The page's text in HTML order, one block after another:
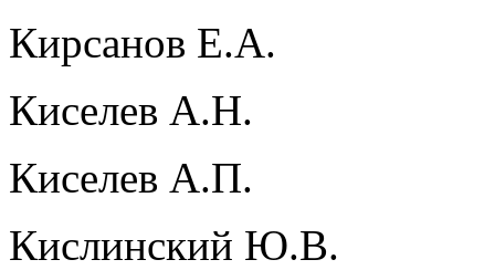
Кирсанов Е.А.
Киселев А.Н.
Киселев А.П.
Кислинский Ю.В.